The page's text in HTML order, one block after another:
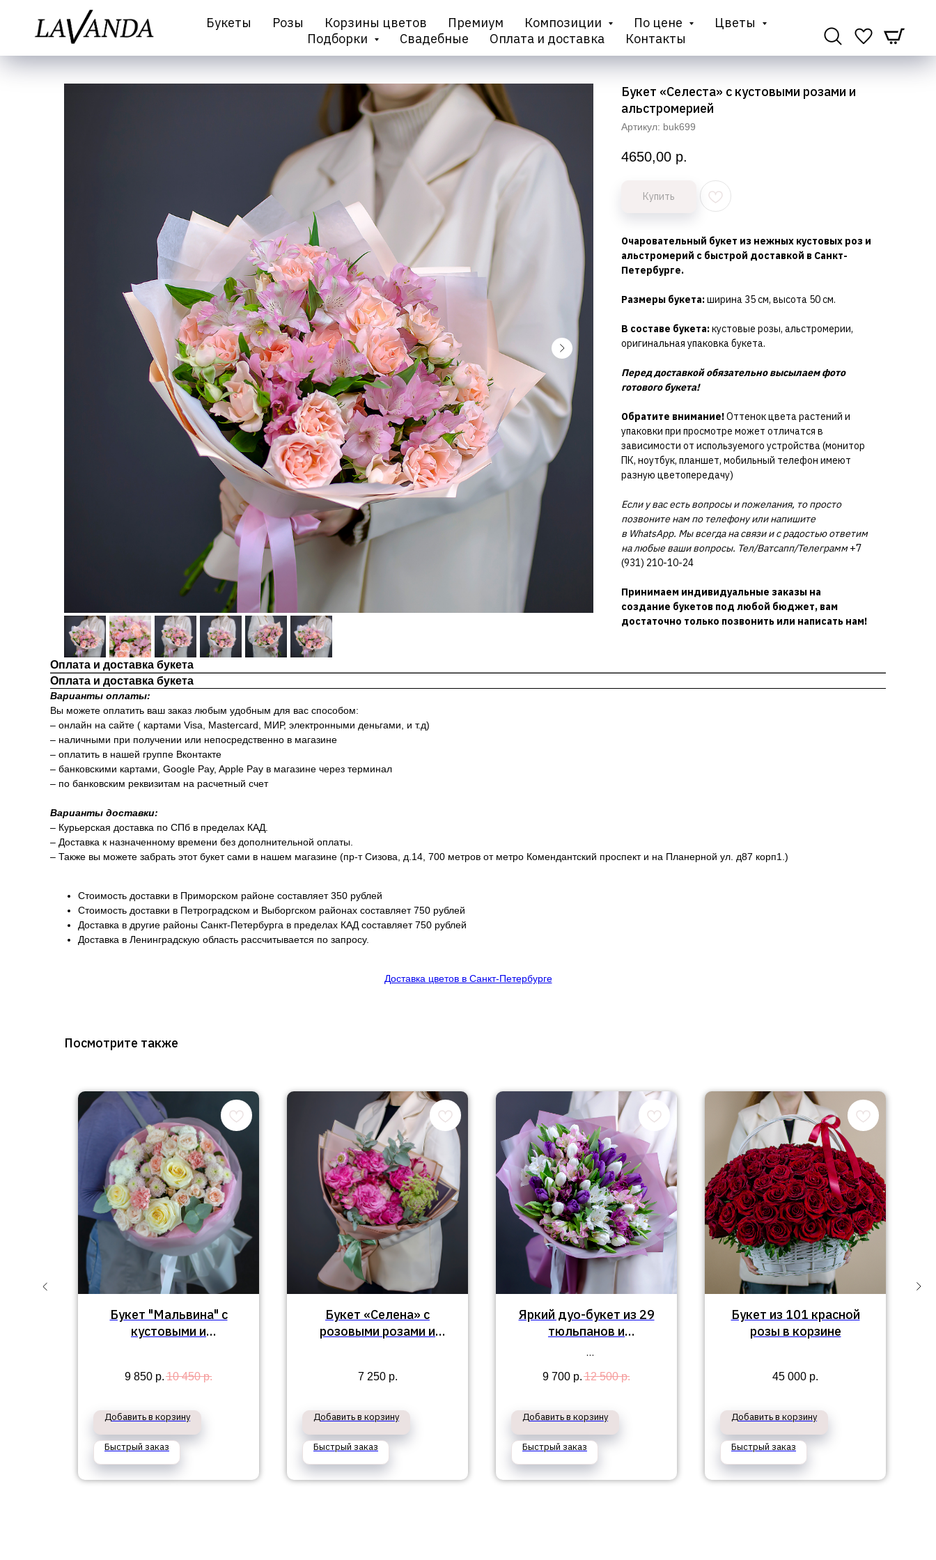
Букеты Розы Корзины цветов Премиум Композиции По цене
Цветы
Подборки
Свадебные Оплата и доставка Контакты
Букет «Селеста» с кустовыми розами и
альстромерией
Артикул: buk699
4650,00 р.
Купить
Очаровательный букет из нежных кустовых роз и
альстромерий с быстрой доставкой в Санкт-
Петербурге.
Размеры букета:ширина 35 см, высота 50 см.
В составе букета:кустовые розы, альстромерии,
оригинальная упаковка букета.
Перед доставкой обязательно высылаем фото
готового букета!
Обратите внимание!Оттенок цвета растений и
упаковки при просмотре может отличатся в
зависимости от используемого устройства (монитор
ПК, ноутбук, планшет, мобильный телефон имеют
разную цветопередачу)
Если у вас есть вопросы и пожелания, то просто
позвоните нам по телефону или напишите
в WhatsApp. Мы всегда на связи и с радостью ответим
на любые ваши вопросы. Тел/Ватсапп/Телеграмм+7
(931) 210-10-24
Принимаем индивидуальные заказы на
создание букетов под любой бюджет, вам
достаточно только позвонить или написать нам!
Оплата и доставка букета
Оплата и доставка букета
Варианты оплаты:
Вы можете оплатить ваш заказ любым удобным для вас способом:
– онлайн на сайте ( картами Visa, Mastercard, МИР, электронными деньгами, и т.д)
– наличными при получении или непосредственно в магазине
– оплатить в нашей группе Вконтакте
– банковскими картами, Google Pay, Apple Pay в магазине через терминал
– по банковским реквизитам на расчетный счет
Варианты доставки:
– Курьерская доставка по СПб в пределах КАД.
– Доставка к назначенному времени без дополнительной оплаты.
– Также вы можете забрать этот букет сами в нашем магазине (пр-т Сизова, д.14, 700 метров от метро Комендантский проспект и на Планерной ул. д87 корп1.)
Стоимость доставки в Приморском районе составляет 350 рублей
Стоимость доставки в Петроградском и Выборгском районах составляет 750 рублей
Доставка в другие районы Санкт-Петербурга в пределах КАД составляет 750 рублей
Доставка в Ленинградскую область рассчитывается по запросу.
Доставка цветов в Санкт-Петербурге
Посмотрите также
Букет "Мальвина" с
кустовыми и
9 850 р. 10 450 р.
Добавить в корзину
Быстрый заказ
Букет «Селена» с
розовыми розами и
7 250 р.
Добавить в корзину
Быстрый заказ
Яркий дуо-букет из 29
тюльпанов и
9 700 р. 12 500 р.
Добавить в корзину
Быстрый заказ
Букет из 101 красной
розы в корзине
45 000 р.
Добавить в корзину
Быстрый заказ